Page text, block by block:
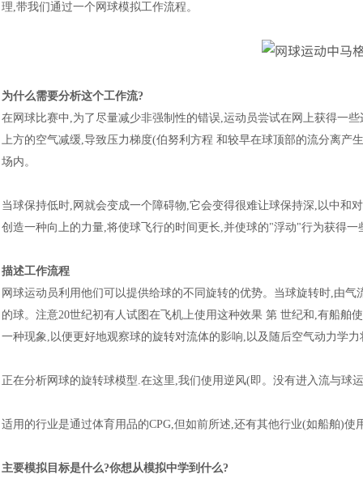
理,带我们通过一个网球模拟工作流程。
为什么需要分析这个工作流?
在网球比赛中 ,为了尽量减少非强制性的错误,运动员尝试在网上获得一
上方的空气减缓,导致压力梯度(伯努利方程 和较早在球顶部的流分离产
场内。
当球保持低时,网就会变成一个障碍物,它会变得很难让球保持深,以中和
创造一种向上的力量,将使球飞行的时间更长,并使球的"浮动"行为获得一
描述工作流程
网球运动员利用他们可以提供给球的不同旋转的优势。当球旋转时,由气
的球。注意20世纪初有人试图在飞机上使用这种效果 第 世纪和,有船
一种现象,以便更好地观察球的旋转对流体的影响,以及随后空气动力学
正在分析网球的旋转球模型.在这里,我们使用逆风(即。没有进入流与球
适用的行业是通过体育用品的CPG,但如前所述,还有其他行业(如船舶)
主要模拟目标是什么?你想从模拟中学到什么?